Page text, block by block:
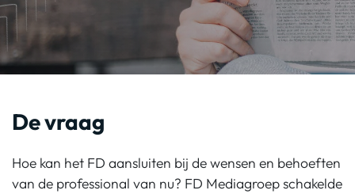
De vraag
Hoe kan het FD aansluiten bij de wensen en behoeften
van de professional van nu? FD Mediagroepschakelde